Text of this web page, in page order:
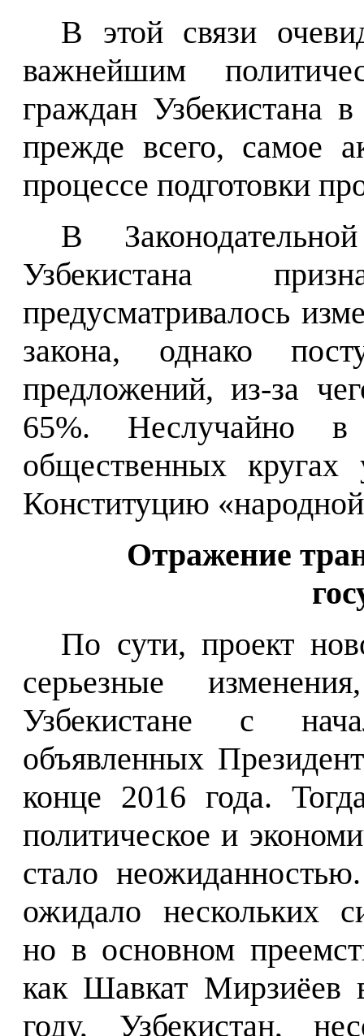
В этой связи
важнейшим
граждан Узбекистана
прежде всего, самое
процессе подготовки
В
Узбекистана
предусматривалось
закона, однако
предложений, из-за
65%. Неслучайно в
общественных
Конституцию
Отражение
По сути, проект
серьезные
Узбекистане с
объявленных
конце 2016 года.
политическое и
стало
ожидало нескольких
но в основном
как Шавкат Мирзиёев
году, Узбекистан,